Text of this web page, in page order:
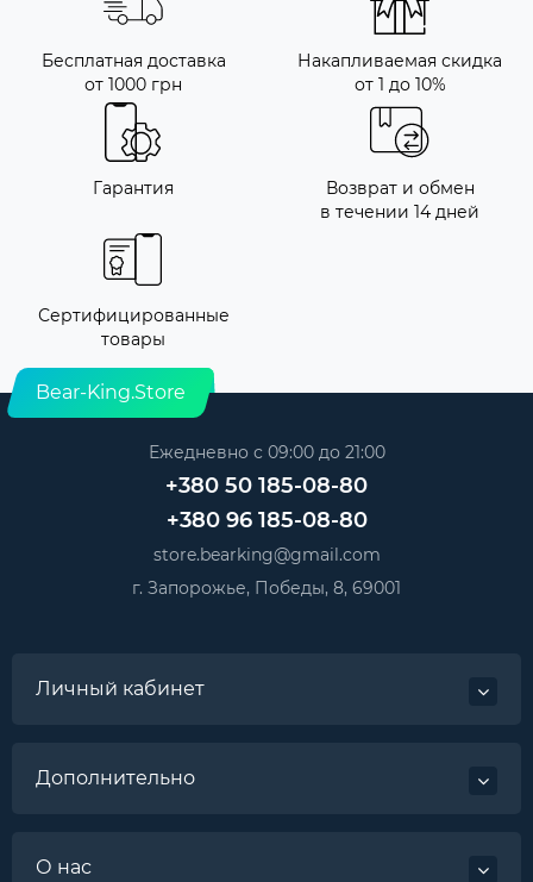
Бесплатная доставка
от 1000 грн
Накапливаемая скидка
от 1 до 10%
Гарантия
Возврат и обмен
в течении 14 дней
Сертифицированные
товары
Bear-King.Store
Ежедневно с 09:00 до 21:00
+380 50 185-08-80
+380 96 185-08-80
store.bearking@gmail.com
г. Запорожье, Победы, 8, 69001
Личный кабинет
Дополнительно
О нас